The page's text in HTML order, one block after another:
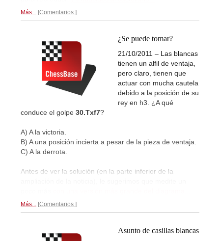
Más... Comentarios
¿Se puede tomar?
21/10/2011 – Las blancas
tienen un alfil de ventaja,
pero claro, tienen que
actuar con mucha cautela
debido a la posición de su
rey en h3. ¿A qué
conduce el golpe 30.Txf7?
A) A la victoria.
B) A una posición incierta a pesar de la pieza de ventaja.
C) A la derrota.
Antes de ver la solución (en la parte inferior de la
Más... Comentarios
Asunto de casillas blancas